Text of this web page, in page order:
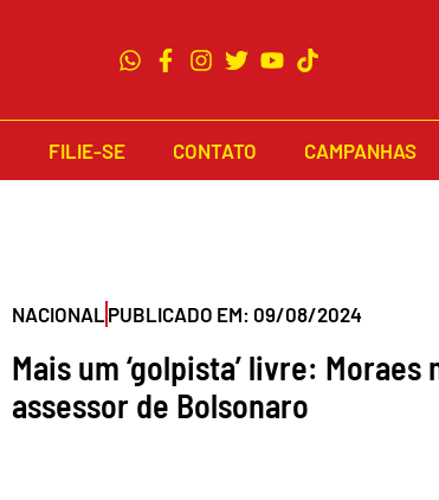
conteúdo
FILIE-SE CONTATO CAMPANHAS
NACIONALPUBLICADO EM: 09/08/2024
Mais um ‘golpista’ livre:
assessor de Bolsonaro